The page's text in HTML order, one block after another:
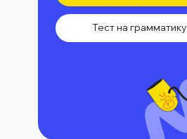
Тест на грамматику